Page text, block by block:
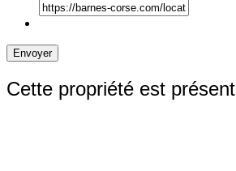
Envoyer
Cette propriété est